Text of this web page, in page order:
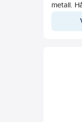
metall.